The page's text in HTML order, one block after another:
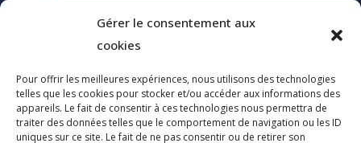
Gérer le consentement aux
cookies
Pour offrir les meilleures expériences, nous utilisons des technologies
telles que les cookies pour stocker et/ou accéder aux informations des
appareils. Le fait de consentir à ces technologies nous permettra de
traiter des données telles que le comportement de navigation ou les ID
uniques sur ce site. Le fait de ne pas consentir ou de retirer son
Adresse
19 rue du Puech Radier 34970 Lattes - FRANCE
Cap Arco